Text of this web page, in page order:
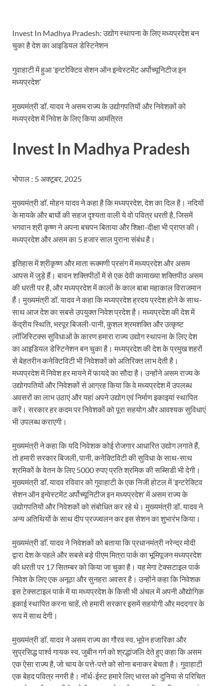
Sundarpura Railway Station: खाटू श्याम जी के भक्तो
आ गई यूपी बीजेपी संगठन की लिस्ट, देखिए कौन-कौन है इस
संयुक्त निदेशक के एस चौहान ने मुख्यमंत्री को भेंट की अपनी
Baster’s New Picture: बस्तर की नई तस्वीर: मैदान
पीएम मोदी के संबोधन की बड़ी बातें
Modern Composite Sleepers: एआई की मदद से ट्रैक
Char Dham Yatra Action Plan: चारधाम यात्रा-
Katra Banihal Special Train: कटरा – बनिहाल के
Ancient Manuscripts: वैश्विक मंच तक पहुंचेगा भारतीय
Big Blueprint for Bastar: बस्तर के लिए बड़ा ब्लूप्रिंट:
Bhartendu Natya Akadami: मुख्यमंत्री ने देखी ‘आनंद
Women E Rickshaw Pilots: यूपी में तैयार हो रही
Mann Ki Baat: प्रधानमंत्री नरेंद्र मोदी ने देशवासियों
Jewar International Airport: यूपी में विकास अब घोषणा
UP Anganwadi: मुख्यमंत्री योगी आदित्यनाथ को
Mandir Cluster Model: पुरा महादेव मंदिर का ‘मंदिर
Indian Railway Action: भारतीय रेलवे की बड़ी करवाई,
NCBC Chairman: साध्वी निरंजन ज्योति बनी राष्ट्रीय
मिलावटखोरों पर और कसेगा सरकार का शिकंजा
Pateshvari Mata Darshan: मुख्यमंत्री ने किए मां
Sabka Sath Sabka Vikas: प्रधानमंत्री नरेन्द्र मोदी 9
Holi Mahotsava: CM धामी ने कलश संगीत द्वारा
Chhattisgarh Budget 2026-27: बस्तर के विकास का
First Cabinet Meeting In Seva Tirth: भारत की
Railway Appointment Update: राजेश कुमार पांडे ने
Shri Krishna Jaman bhumi: श्रीकृष्ण जन्मभूमि के
आईएसबीटी-मसूरी डायवर्जन कॉरिडोर का स्थलीय निरीक्षण
Invest In Madhya Pradesh: उद्योग स्थापना के लिए मध्यप्रदेश बन
चुका है देश का आइडियल डेस्टिनेशन
गुवाहाटी में हुआ ‘इन्टरेक्टिव सेशन ऑन इन्वेस्टमेंट अर्पोच्यूनिटीज इन
मध्यप्रदेश’
मुख्यमंत्री डॉ. यादव ने असम राज्य के उद्योगपतियों और निवेशकों को
मध्यप्रदेश में निवेश के लिए किया आमंत्रित
Invest In Madhya Pradesh
भोपाल : 5 अक्टूबर, 2025
मुख्यमंत्री डॉ. मोहन यादव ने कहा है कि मध्यप्रदेश, देश का दिल है। नदियों
के मायके और बाघों की सहज दृश्यता वाली ये वो पवित्र धरती है, जिसमें
भगवान श्री कृष्ण ने अपना बचपन बिताया और शिक्षा-दीक्षा भी प्राप्त की।
मध्यप्रदेश और असम का 5 हजार साल पुराना संबंध है।
इतिहास में श्रीकृष्ण और माता रूक्मणी प्रसंग में मध्यप्रदेश और असम
आपस में जुड़े हैं। बावन शक्तिपीठों में से एक देवी कामाख्या शक्तिपीठ असम
की धरती पर है, और मध्यप्रदेश में कालों के काल बाबा महाकाल विराजमान
हैं। मुख्यमंत्री डॉ. यादव ने कहा कि मध्यप्रदेश ह्रदय प्रदेश होने के साथ-
साथ आज देश का सबसे उपयुक्त निवेश प्रदेश है। मध्यप्रदेश की देश में
केंद्रीय स्थिति, भरपूर बिजली-पानी, कुशल श्रमशक्ति और उत्कृष्ट
लॉजिस्टिक्स सुविधाओं के कारण हमारा राज्य उद्योग स्थापना के लिए देश
का आइडियल डेस्टिनेशन बन चुका है। मध्यप्रदेश की देश के प्रमुख शहरों
से बेहतरीन कनेक्टिविटी भी निवेशकों को अतिरिक्त लाभ देती है।
मध्यप्रदेश में निवेश हर मायने में फायदे का सौदा है। उन्होंने असम राज्य के
उद्योगपतियों और निवेशकों से आग्रह किया कि वे मध्यप्रदेश में उपलब्ध
अवसरों का लाभ उठाएं और यहां अपने उद्योग एवं निर्माण इकाइयां स्थापित
करें। सरकार हर कदम पर निवेशकों को पूरा सहयोग और आवश्यक सुविधाएं
भी उपलब्ध कराएगी।
मुख्यमंत्री ने कहा कि यदि निवेशक कोई रोजगार आधारित उद्योग लगाते हैं,
तो हमारी सरकार बिजली, पानी, कनेक्टिविटी की सुविधा के साथ-साथ
श्रमिकों के वेतन के लिए 5000 रुपए प्रति श्रमिक की सब्सिडी भी देगी।
मुख्यमंत्री डॉ. यादव रविवार को गुवाहाटी के एक निजी होटल में ‘इन्टरेक्टिव
सेशन ऑन इन्वेस्टमेंट अर्पोच्यूनिटीज इन मध्यप्रदेश’ में असम राज्य के
उद्योगपतियों और निवेशकों को संबोधित कर रहे थे। मुख्यमंत्री डॉ. यादव ने
अन्य अतिथियों के साथ दीप प्रज्ज्वलन कर इस सेशन का शुभारंभ किया।
मुख्यमंत्री डॉ. यादव ने निवेशकों को बताया कि प्रधानमंत्री नरेन्द्र मोदी
द्वारा देश के पहले और सबसे बड़े पीएम मित्रा पार्क का भूमिपूजन मध्यप्रदेश
की धरती पर 17 सितम्बर को किया जा चुका है। यह मेगा टेक्सटाइल पार्क
निवेश के लिए एक अनूठा और सुनहरा अवसर है। उन्होंने कहा कि निवेशक
इस टेक्सटाइल पार्क में या मध्यप्रदेश के किसी भी अंचल में अपनी औद्योगिक
इकाई स्थापित करना चाहें, तो हमारी सरकार इसमें सहयोगी और मददगार के
रूप में साथ देगी।
मुख्यमंत्री डॉ. यादव ने असम राज्य का गौरव स्व. भूपेन हजारिका और
सुप्रसिद्ध पार्श्व गायक स्व. जुबीन गर्ग को श्रद्धांजलि देते हुए कहा कि असम
एक ऐसा राज्य है, जो चाय के पत्ते-पत्ते को सोना बनाकर बेचता है। गुवाहाटी
एक बेहद पवित्र नगरी है। नॉर्थ-ईस्ट हमारे लिए भारत को दुनिया से परिचित